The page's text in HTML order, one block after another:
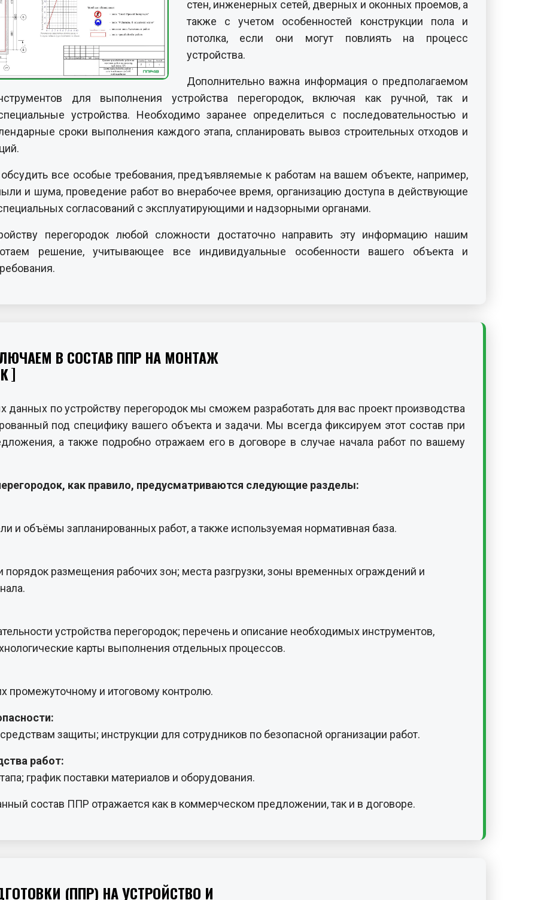
стен, инженерных сетей, дверных и оконных проемов, а
также с учетом особенностей конструкции пола и
потолка, если они могут повлиять на процесс
устройства.
Дополнительно важна информация о предполагаемом
для выполнения устройства перегородок, включая как ручной, так и
устройства. Необходимо заранее определиться с последовательностью и
сроки выполнения каждого этапа, спланировать вывоз строительных отходов и
все особые требования, предъявляемые к работам на вашем объекте, например,
и шума, проведение работ во внерабочее время, организацию доступа в действующие
согласований с эксплуатирующими и надзорными органами.
перегородок любой сложности достаточно направить эту информацию нашим
решение, учитывающее все индивидуальные особенности вашего объекта и
В СОСТАВ ППР НА МОНТАЖ
данных по устройству перегородок мы сможем разработать для вас проект производства
под специфику вашего объекта и задачи. Мы всегда фиксируем этот состав при
а также подробно отражаем его в договоре в случае начала работ по вашему
как правило, предусматриваются следующие разделы:
и объёмы запланированных работ, а также используемая нормативная база.
порядок размещения рабочих зон; места разгрузки, зоны временных ограждений и
устройства перегородок; перечень и описание необходимых инструментов,
карты выполнения отдельных процессов.
промежуточному и итоговому контролю.
защиты; инструкции для сотрудников по безопасной организации работ.
работ:
график поставки материалов и оборудования.
состав ППР отражается как в коммерческом предложении, так и в договоре.
(ППР) НА УСТРОЙСТВО И